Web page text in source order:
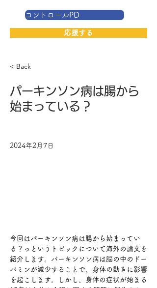
応援する
コントロールPD
< Back
パーキンソン病は腸から
始まっている？
2024年2月7日
今回はパーキンソン病は腸から始まってい
る？っというトピックについて海外の論文を
紹介します。パーキンソン病は脳の中のドー
パミンが減少することで、身体の動きに影響
を起こします。しかし、身体の症状が始まる